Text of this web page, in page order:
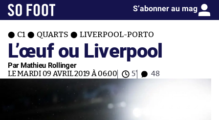
S’abonner au mag
C1 QUARTS LIVERPOOL-PORTO
L’œuf ou Liverpool
Par Mathieu Rollinger
LE MARDI 09 AVRIL 2019 À 06:00 5' 48